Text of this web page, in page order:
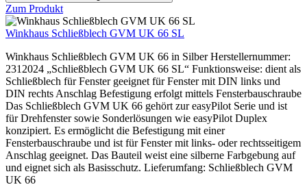
Zum Produkt
Winkhaus Schließblech GVM UK 66 SL
Winkhaus Schließblech GVM UK 66 in Silber Herstellernummer:
2312024 „Schließblech GVM UK 66 SL“ Funktionsweise: dient als
Schließblech für Fenster geeignet für Fenster mit DIN links und
DIN rechts Anschlag Befestigung erfolgt mittels Fensterbauschraube
Das Schließblech GVM UK 66 gehört zur easyPilot Serie und ist
für Drehfenster sowie Sonderlösungen wie easyPilot Duplex
konzipiert. Es ermöglicht die Befestigung mit einer
Fensterbauschraube und ist für Fenster mit links- oder rechtsseitigem
Anschlag geeignet. Das Bauteil weist eine silberne Farbgebung auf
und eignet sich als Basisschutz. Lieferumfang: Schließblech GVM
UK 66